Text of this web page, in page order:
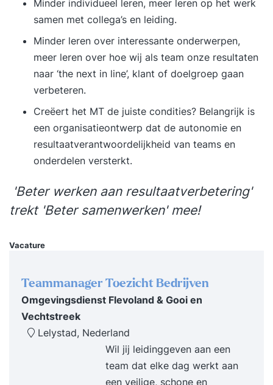
Versterk je cv met een gedegen basisopleiding •
Begeleiding door een deskundige met brede P&O
ervaring De Basisopleiding Personeelszaken is
geschikt voor diegenen die kennis willen maken
met alle facetten op het gebied van personeel en
organisatie. Je bent reeds werkzaam binnen dit
vakgebied, voert deeltaken uit of je wil in de
toekomst een personeelsfunctie vervullen. - Je
brengt je kennis van en inzicht in
personeelszaken naar een hoger niveau - Je leert
organisatie - Je begrijpt de positie en functie van
de P&O-afdeling binnen de organisatie - Je leert
Personeel en organisatie - De rol en positie van
personeelszaken - Uw taken en
verantwoordelijkheden als
personeelsmedewerker - Basiselementen binnen
het P&O-vak - Kennis en inzicht in
personeelsinstrumenten - Werving en selectie van
Minder individueel leren, meer leren op het werk
samen met collega’s en leiding.
Minder leren over interessante onderwerpen,
meer leren over hoe wij als team onze resultaten
naar ‘the next in line’, klant of doelgroep gaan
verbeteren.
Creëert het MT de juiste condities? Belangrijk is
een organisatieontwerp dat de autonomie en
resultaatverantwoordelijkheid van teams en
onderdelen versterkt.
'Beter werken aan resultaatverbetering'
trekt 'Beter samenwerken' mee!
Vacature
Teammanager Toezicht Bedrijven
Omgevingsdienst Flevoland & Gooi en
Vechtstreek
Lelystad, Nederland
Wil jij leidinggeven aan een
team dat elke dag werkt aan
een veilige, schone en